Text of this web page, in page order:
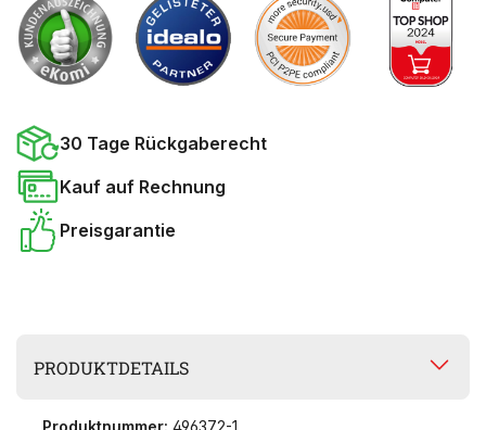
30 Tage Rückgaberecht
Kauf auf Rechnung
Preisgarantie
PRODUKTDETAILS